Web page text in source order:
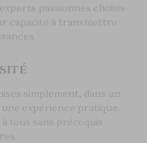
passionnés choisis
capacité à transmettre
simplement, dans un
expérience pratique.
tous sans prérequis